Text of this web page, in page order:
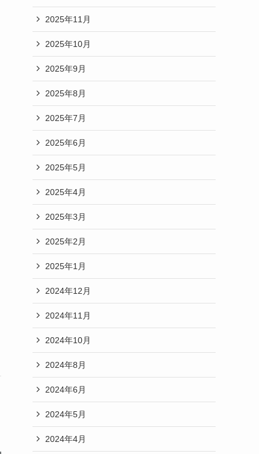
2025年11月
2025年10月
2025年9月
2025年8月
2025年7月
2025年6月
2025年5月
2025年4月
2025年3月
2025年2月
2025年1月
2024年12月
2024年11月
2024年10月
2024年8月
2024年6月
2024年5月
2024年4月